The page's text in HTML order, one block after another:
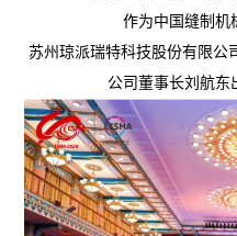
作为中国缝制机
苏州琼派瑞特科技股份有限公
公司董事长刘航东